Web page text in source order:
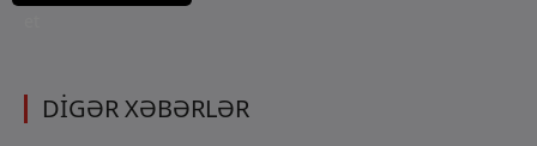
DİGƏR XƏBƏRLƏR